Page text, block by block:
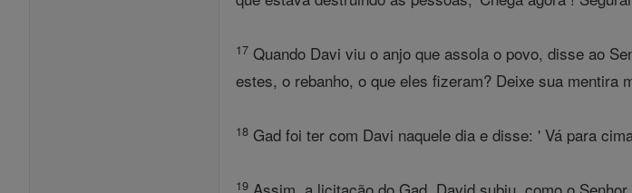
17 Quando Davi viu o anjo que assola o povo, disse ao
estes, o rebanho, o que eles fizeram? Deixe sua mentira
18 Gad foi ter com Davi naquele dia e disse: ' Vá para
19